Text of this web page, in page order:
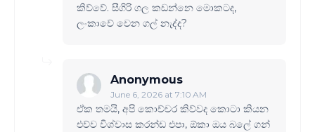
කිව්වේ. සීගිරි ගල කඩන්නෙ මොකටද,
ලංකාවේ වෙන ගල් නැද්ද?
Anonymous
June 6, 2026 at 7:10 AM
ඒක තමයි, අපි කොච්චර කිව්වද කොටා කියන
එව්ව විශ්වාස කරන්ඩ එපා, ඕකා ඔය බලේ ගන්